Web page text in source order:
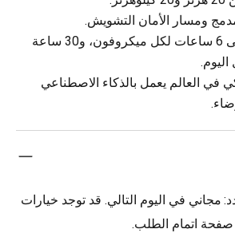
ومسار الأمان التشويش.
يصل عمر البطارية إلى 6 ساعات لكل ميكروفون، و30 ساعة
في العالم يعمل بالذكاء الاصطناعي
مجاني في اليوم التالي. قد توجد خيارات
اتمام الطلب.